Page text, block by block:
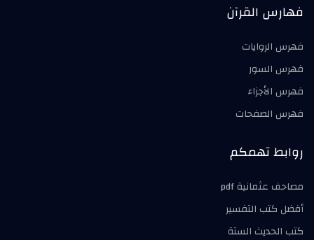
فهارس القرآن
فهرس الروايات
فهرس السور
فهرس الأجزاء
فهرس الصفحات
روابط تهمكم
مصاحف عثمانية pdf
أفضل كتب التفسير
كتب الحديث الستة